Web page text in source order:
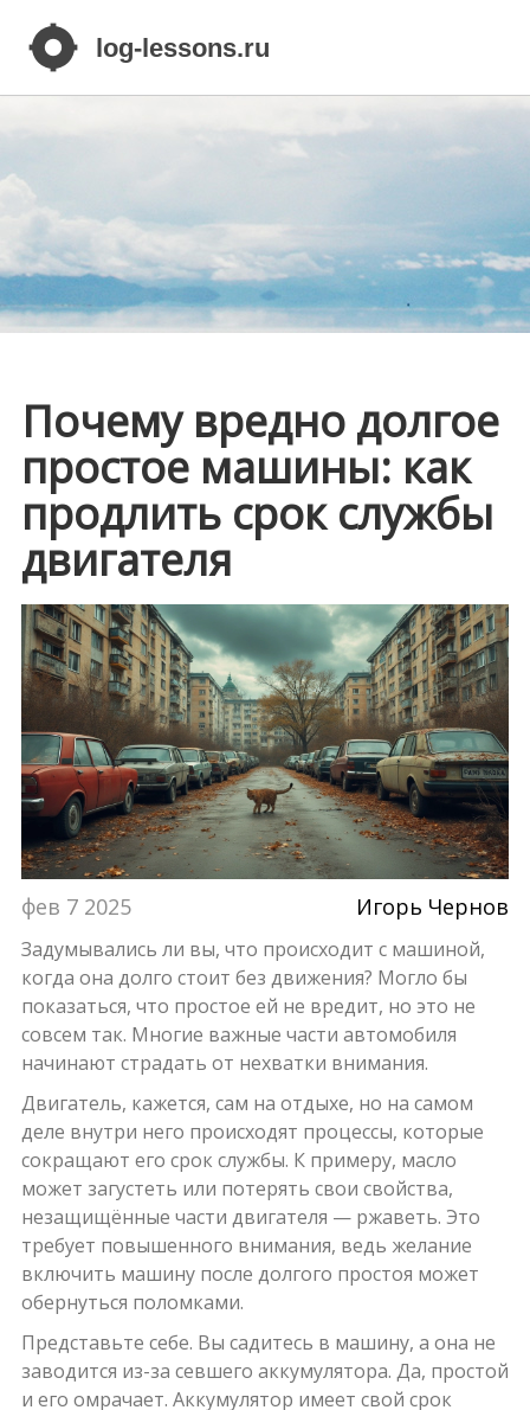
Почему вредно долгое
простое машины: как
продлить срок службы
двигателя
фев 7 2025 Игорь Чернов
Задумывались ли вы, что происходит с машиной,
когда она долго стоит без движения? Могло бы
показаться, что простое ей не вредит, но это не
совсем так. Многие важные части автомобиля
начинают страдать от нехватки внимания.
Двигатель, кажется, сам на отдыхе, но на самом
деле внутри него происходят процессы, которые
сокращают его срок службы. К примеру, масло
может загустеть или потерять свои свойства,
незащищённые части двигателя — ржаветь. Это
требует повышенного внимания, ведь желание
включить машину после долгого простоя может
обернуться поломками.
Представьте себе. Вы садитесь в машину, а она не
заводится из-за севшего аккумулятора. Да, простой
и его омрачает. Аккумулятор имеет свой срок